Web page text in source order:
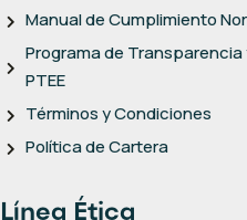
Manual de Cumplimiento
Programa de Transparencia
PTEE
Términos y Condiciones
Política de Cartera
Línea Ética